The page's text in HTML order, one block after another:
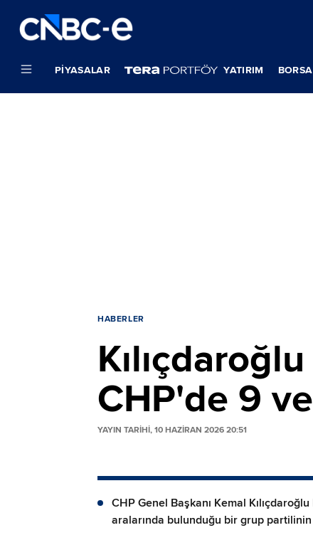
PIYASALAR YATIRIM BORSA
HABERLER
CHP'de 9
YAYIN TARİHİ, 10 HAZIRAN 2026 20:51
CHP Genel Başkanı Kemal
aralarında bulunduğu bir grup